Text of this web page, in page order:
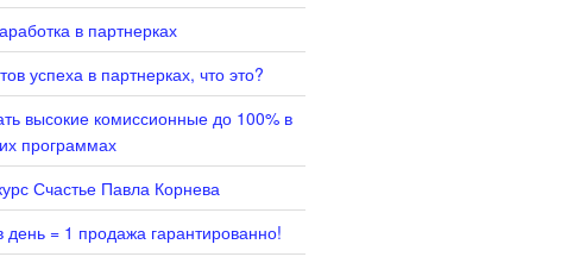
в партнерках
успеха в партнерках, что это?
высокие комиссионные до 100% в
программах
Счастье Павла Корнева
день = 1 продажа гарантированно!